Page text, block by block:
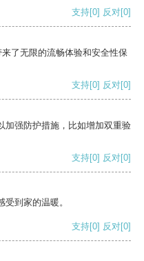
支持[0] 反对[0]
了无限的流畅体验和安全性保
支持[0] 反对[0]
加强防护措施，比如增加双重验
支持[0] 反对[0]
到家的温暖。
支持[0] 反对[0]